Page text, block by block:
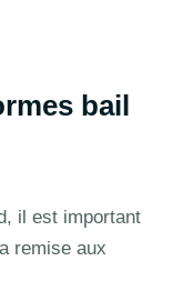
bail
il est important
remise aux